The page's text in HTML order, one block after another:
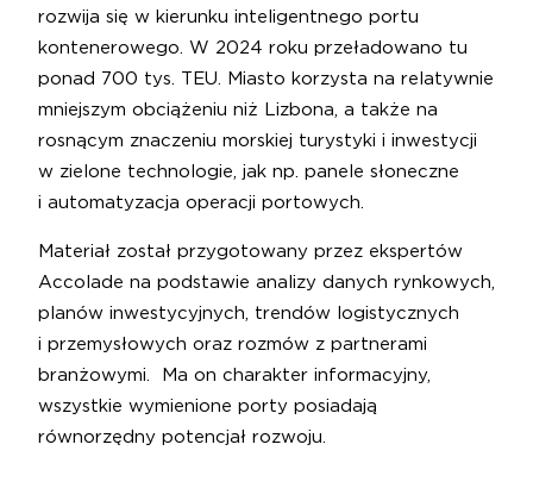
rozwija się w kierunku inteligentnego portu
kontenerowego. W 2024 roku przeładowano tu
ponad 700 tys. TEU. Miasto korzysta na relatywnie
mniejszym obciążeniu niż Lizbona, a także na
rosnącym znaczeniu morskiej turystyki i inwestycji
w zielone technologie, jak np. panele słoneczne
i automatyzacja operacji portowych.
Materiał został przygotowany przez ekspertów
Accolade na podstawie analizy danych rynkowych,
planów inwestycyjnych, trendów logistycznych
i przemysłowych oraz rozmów z partnerami
branżowymi. Ma on charakter informacyjny,
wszystkie wymienione porty posiadają
równorzędny potencjał rozwoju.